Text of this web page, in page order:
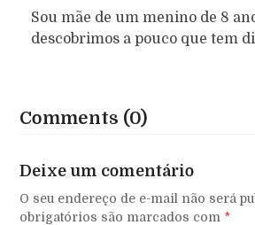
Sou mãe de um menino de 8
descobrimos a pouco que tem
Comments (0)
Deixe um comentário
O seu endereço de e-mail não será
obrigatórios são marcados com *